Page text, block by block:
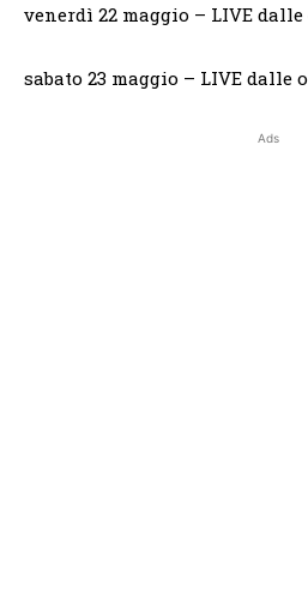
venerdì 22 maggio – LIVE
sabato 23 maggio – LIVE dalle
Ads